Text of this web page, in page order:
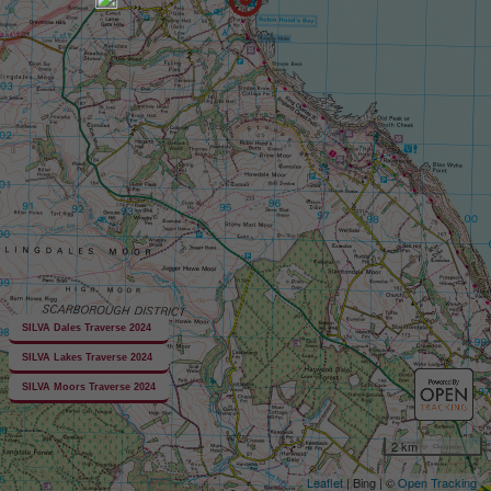
SILVA Dales Traverse 2024
SILVA Lakes Traverse 2024
SILVA Moors Traverse 2024
2 km
Leaflet | Bing | ©Open Tracking